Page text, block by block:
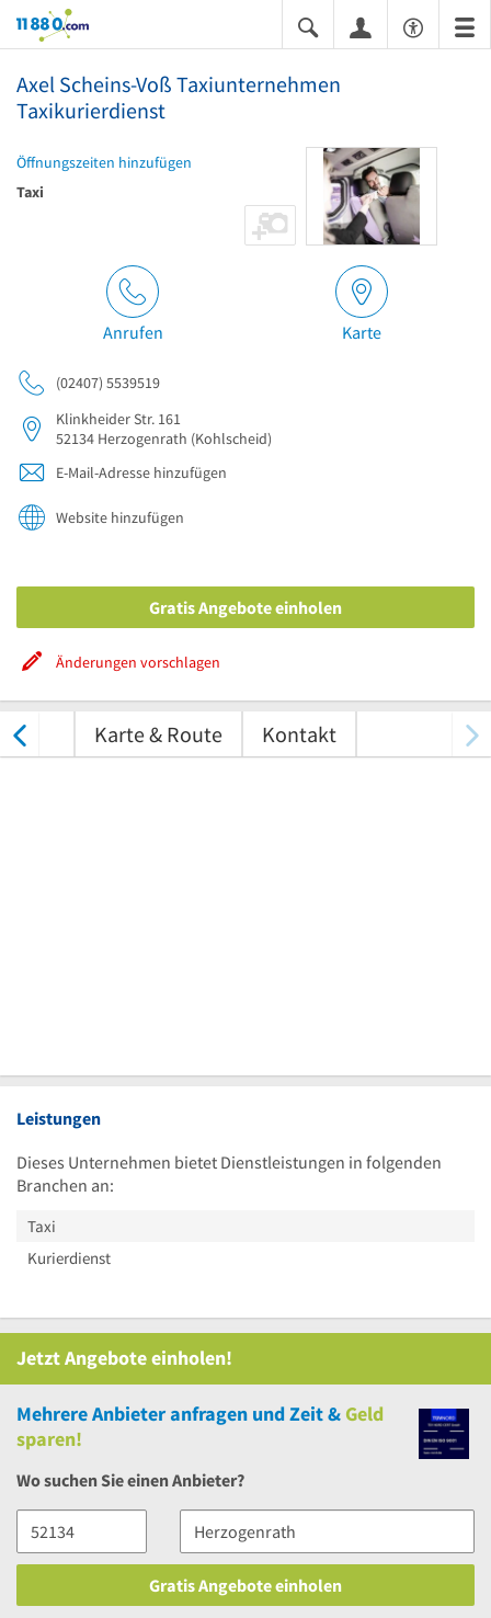
11880.com
Axel Scheins-Voß Taxiunternehmen
Taxikurierdienst
Öffnungszeiten hinzufügen
Taxi
Anrufen Karte
(02407) 5539519
Klinkheider Str. 161
52134 Herzogenrath (Kohlscheid)
E-Mail-Adresse hinzufügen
Website hinzufügen
Gratis Angebote einholen
Änderungen vorschlagen
Karte & Route Kontakt
Leistungen
Dieses Unternehmen bietet Dienstleistungen in folgenden
Branchen an:
Taxi
Kurierdienst
Jetzt Angebote einholen!
MehrereAnbieter anfragen und Zeit &Geld
sparen!
Wo suchen Sie einen Anbieter?
Gratis Angebote einholen